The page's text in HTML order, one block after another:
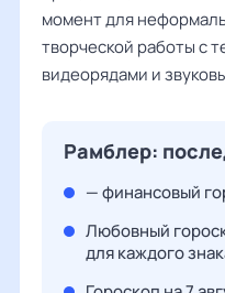
момент для
творческой работы с
видеорядами и
Рамблер:
— финансовый
Любовный
для каждого